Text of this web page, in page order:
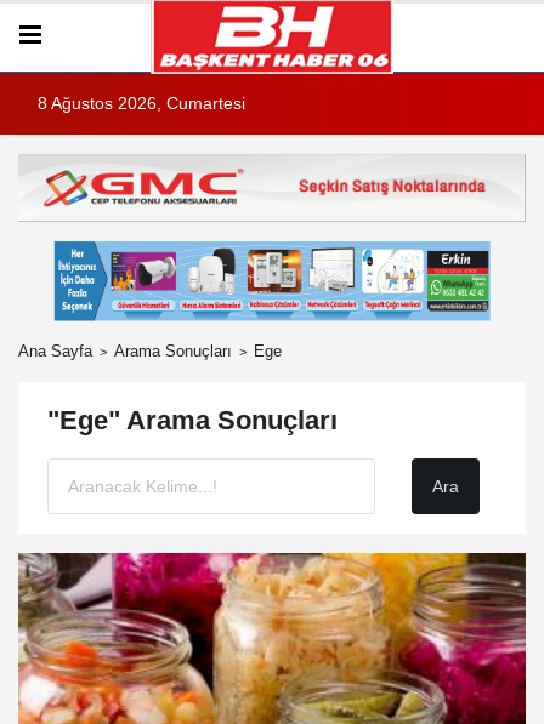
8 Ağustos 2026, Cumartesi
Ana Sayfa Arama Sonuçları Ege
"Ege" Arama Sonuçları